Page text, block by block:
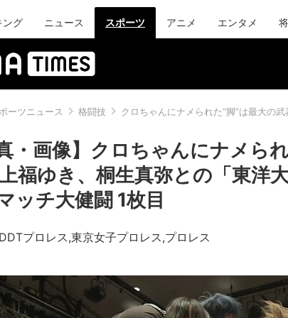
ング ニュース スポーツ アニメ エンタメ
ーツニュース 格闘技 クロちゃんにナメられた“脚”は最大の
真・画像】クロちゃんにナメら
福ゆき、桐生真弥との「東洋
ッチ大健闘 1枚目
DDTプロレス,東京女子プロレス,プロレス